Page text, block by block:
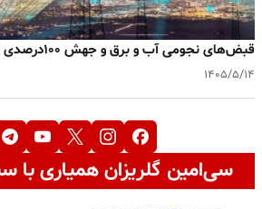
قبض‌های نجومی آب و برق و جهش ۱۰۰درصدی قیمت مصالح ساختمانی
۱۴۰۵/۵/۱۴
سی‌امین گلریزان همیاری با